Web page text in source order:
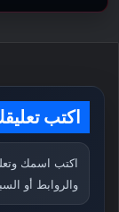
اكتب
اكتب اسمك
والروابط أو